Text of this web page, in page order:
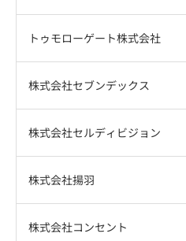
トゥモローゲート株式会社
株式会社セブンデックス
株式会社セルディビジョン
株式会社揚羽
株式会社コンセント